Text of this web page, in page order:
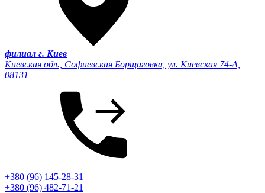
филиал г. Киев
Киевская обл., Софиевская Борщаговка, ул. Киевская 74-А,
08131
+380 (96) 145-28-31
+380 (96) 482-71-21